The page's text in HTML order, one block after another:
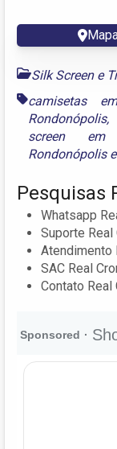
Silk Screen e
camisetas
Rondonópolis,
screen em
Rondonópolise
Pesquisas
Whatsapp
Suporte Real
Atendimento
SAC Real
Contato Real